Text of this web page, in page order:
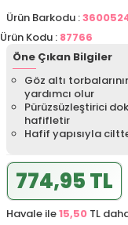
Ürün Barkodu :
Ürün Kodu : 87766
Öne Çıkan Bilgiler
Göz altı
yardımcı olur
Pürüzsüzleştirici
hafifletir
Hafif yapısıyla
774,95 TL
Havale ile15,50 TL